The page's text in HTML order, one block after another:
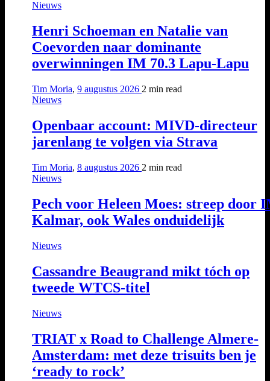
Nieuws
Henri Schoeman en Natalie van
Coevorden naar dominante
overwinningen IM 70.3 Lapu-Lapu
Tim Moria, 9 augustus 2026 2 min read
Nieuws
Openbaar account: MIVD-directeur
jarenlang te volgen via Strava
Tim Moria, 8 augustus 2026 2 min read
Nieuws
Pech voor Heleen Moes: streep door
Kalmar, ook Wales onduidelijk
Nieuws
Cassandre Beaugrand mikt tóch op
tweede WTCS-titel
Nieuws
TRIAT x Road to Challenge Almere-
Amsterdam: met deze trisuits ben je
‘ready to rock’